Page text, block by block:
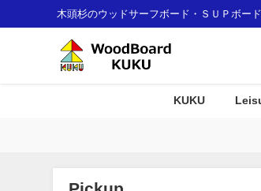
木頭杉のウッドサーフボード・ＳＵＰボー
KUKU